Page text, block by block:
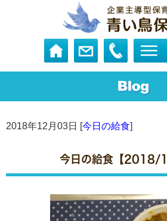
2018年12月03日 [今日の給食]
今日の給食【2018/